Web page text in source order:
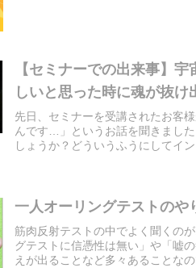
【セミナーでの出来事】
しいと思った時に魂が抜け
先日、セミナーを受講されたお客
んです…」というお話を聞きまし
しょうか？どういうふうにしてイ
一人オーリングテストのや
筋肉反射テストの中でよく聞くの
グテストに信憑性は無い」や「嘘
えが出ることなど多々あることな